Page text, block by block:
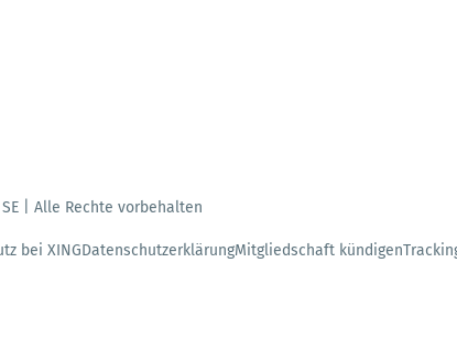
| Alle Rechte vorbehalten
bei XINGDatenschutzerklärungMitgliedschaft kündigen